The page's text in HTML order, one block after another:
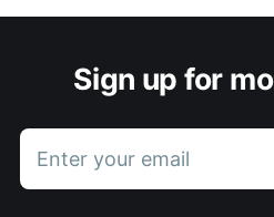
Sign up for
Enter your email